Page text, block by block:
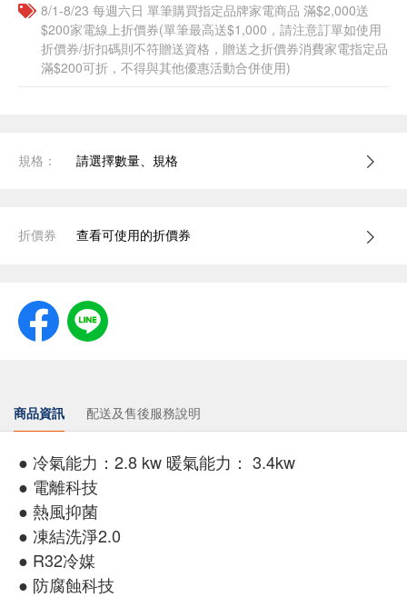
8/1-8/23 每週六日 單筆購買指定品牌家電商品 滿$2,000送
$200家電線上折價券(單筆最高送$1,000，請注意訂單如使用
折價券/折扣碼則不符贈送資格，贈送之折價券消費家電指定品
滿$200可折，不得與其他優惠活動合併使用)
規格： 請選擇數量、規格
折價券 查看可使用的折價券
商品資訊 配送及售後服務說明
● 冷氣能力：2.8 kw 暖氣能力： 3.4kw
● 電離科技
● 熱風抑菌
● 凍結洗淨2.0
● R32冷媒
● 防腐蝕科技